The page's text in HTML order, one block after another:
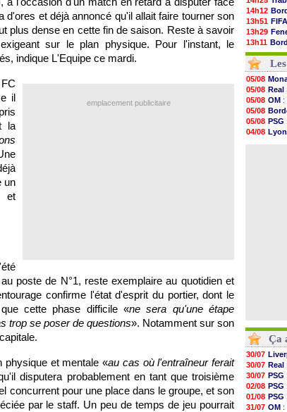
et déjà annoncé qu'il allait faire tourner son
plus dense en cette fin de saison. Reste à savoir
sur le plan physique. Pour l'instant, le
indique L'Equipe ce mardi.
emplacement publicitaire
il
la
un
et
poste de N°1, reste exemplaire au quotidien et
confirme l'état d'esprit du portier, dont le
cette phase difficile «ne sera qu'une étape
trop se poser de questions». Notamment sur son
physique et mentale «au cas où l'entraîneur ferait
disputera probablement en tant que troisième
concurrent pour une place dans le groupe, et son
par le staff. Un peu de temps de jeu pourrait
14h12
13h51 FIFA
13h29
13h11
12h46
12h28
12h10
11h58
11h35
Real
11h19
11h07
10h53
10h36
PSG
05/08
05/08 Real
05/08 OM :
05/08
05/08 PSG
04/08 Lyon
Ça
30/07
30/07 Real
30/07 PSG
02/08 PSG
01/08 PSG
31/07 OM :